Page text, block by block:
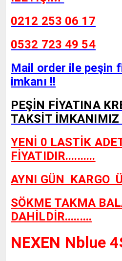
0212 253 06 17
0532 723 49 54
Mail order ile peşin
imkanı !!
PEŞİN FİYATINA
TAKSİT İMKANIMIZ
YENİ 0 LASTİK
FİYATIDIR..........
AYNI GÜN KARGO
SÖKME TAKMA
DAHİLDİR.........
NEXEN Nblue